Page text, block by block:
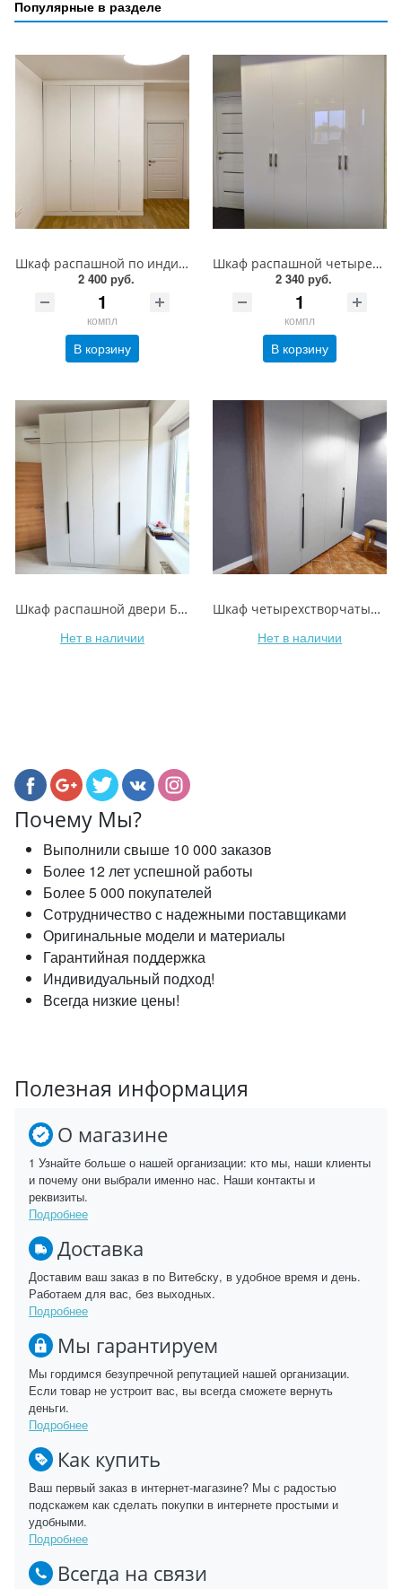
Популярные в разделе
Шкаф распашной по индивидуальному заказу с доставкой и установкой
2 400 руб.
компл
В корзину
Шкаф распашной четырехстворчатый с фасадами EVOGLOSS
2 340 руб.
компл
В корзину
Шкаф распашной двери Белый Альпийский EGGER с установкой
Нет в наличии
Шкаф четырехстворчатый под заказ в Витебске
Нет в наличии
Почему Мы?
Выполнили свыше 10 000 заказов
Более 12 лет успешной работы
Более 5 000 покупателей
Сотрудничество с надежными поставщиками
Оригинальные модели и материалы
Гарантийная поддержка
Индивидуальный подход!
Всегда низкие цены!
Полезная информация
О магазине
1 Узнайте больше о нашей организации: кто мы, наши клиенты
и почему они выбрали именно нас. Наши контакты и
реквизиты.
Подробнее
Доставка
Доставим ваш заказ в по Витебску, в удобное время и день.
Работаем для вас, без выходных.
Подробнее
Мы гарантируем
Мы гордимся безупречной репутацией нашей организации.
Если товар не устроит вас, вы всегда сможете вернуть
деньги.
Подробнее
Как купить
Ваш первый заказ в интернет-магазине? Мы с радостью
подскажем как сделать покупки в интернете простыми и
удобными.
Подробнее
Всегда на связи